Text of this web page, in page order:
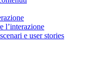
l’interazione
e user stories